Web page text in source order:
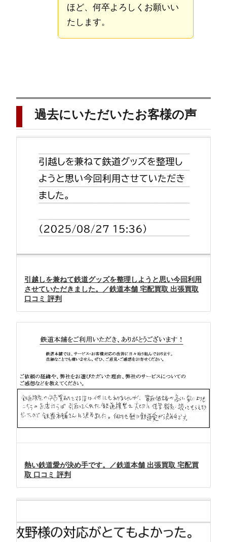
ほど、何卒よろしくお願いい
たします。
過去にいただいたお客様の声
引越しを兼ねて鉄道グッズを整理しようと思い今回利用
させていただきました。／鉄道本舗 宅配買取 出張買取
口コミ 評判
熱い鉄道愛が決め手です。／鉄道本舗 出張買取 宅配買
取 口コミ 評判